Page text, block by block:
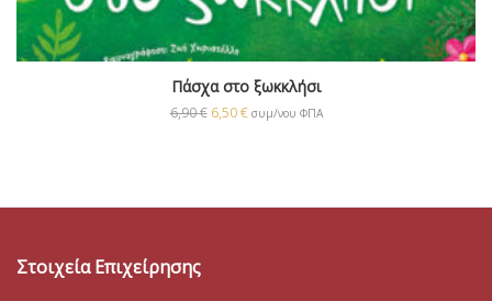
Πάσχα στο ξωκκλήσι
6,90€ 6,50€ συμ/νου ΦΠΑ
Στοιχεία Επιχείρησης